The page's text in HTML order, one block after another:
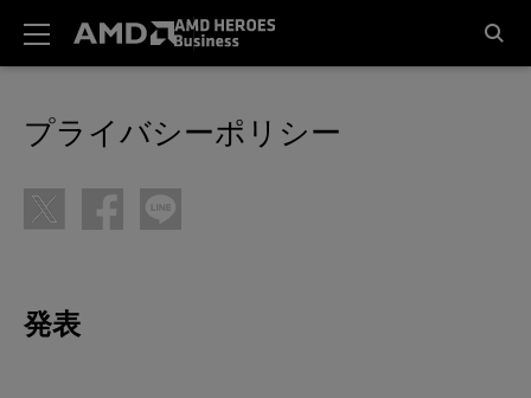
プライバシーポリシー
発表